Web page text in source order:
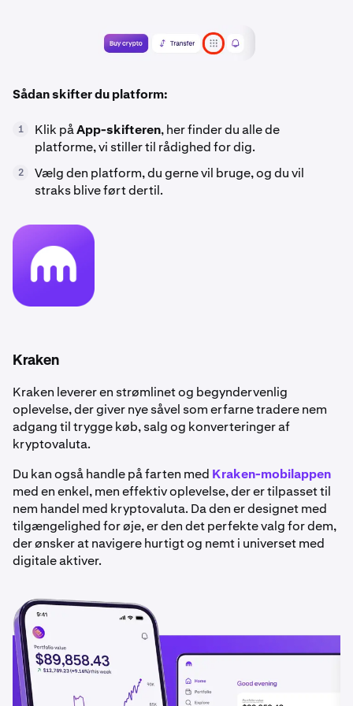
Sådan skifter du platform:
1 Klik påApp-skifteren, her finder du alle de
platforme, vi stiller til rådighed for dig.
2
Vælg den platform, du gerne vil bruge, og du vil
straks blive ført dertil.
Kraken
Kraken leverer en strømlinet og begyndervenlig
oplevelse, der giver nye såvel som erfarne tradere nem
adgang til trygge køb, salg og konverteringer af
kryptovaluta.
Du kan også handle på farten med Kraken-mobilappen
med en enkel, men effektiv oplevelse, der er tilpasset til
nem handel med kryptovaluta. Da den er designet med
tilgængelighed for øje, er den det perfekte valg for dem,
der ønsker at navigere hurtigt og nemt i universet med
digitale aktiver.